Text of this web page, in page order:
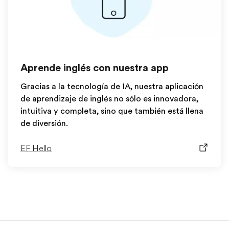
Aprende inglés con nuestra app
Gracias a la tecnología de IA, nuestra aplicación
de aprendizaje de inglés no sólo es innovadora,
intuitiva y completa, sino que también está llena
de diversión.
EF Hello